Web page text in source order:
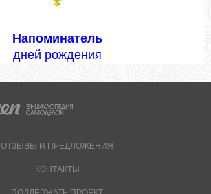
Напоминатель
дней рождения
ОТЗЫВЫ И ПРЕДЛОЖЕНИЯ
КОНТАКТЫ